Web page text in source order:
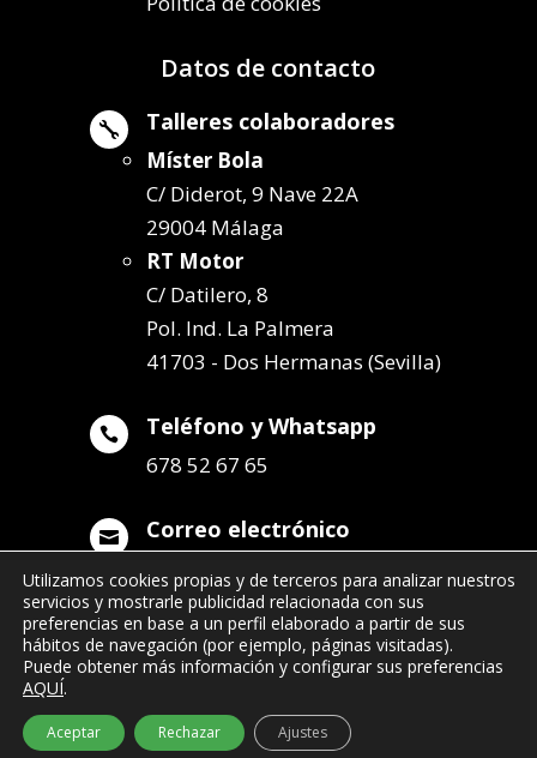
Datos de contacto
 Talleres colaboradores
Míster Bola
C/ Diderot, 9 Nave 22A
29004 Málaga
RT Motor
C/ Datilero, 8
Pol. Ind. La Palmera
41703 - Dos Hermanas (Sevilla)
 Teléfono y Whatsapp
678 52 67 65
 Correo electrónico
info@remolqueszabala.com
- info@remolqueszabala.com
Utilizamos cookies propias y de terceros para analizar nuestros
servicios y mostrarle publicidad relacionada con sus
preferencias en base a un perfil elaborado a partir de sus
hábitos de navegación (por ejemplo, páginas visitadas).
Puede obtener más información y configurar sus preferencias
AQUÍ.
Aceptar Rechazar Ajustes